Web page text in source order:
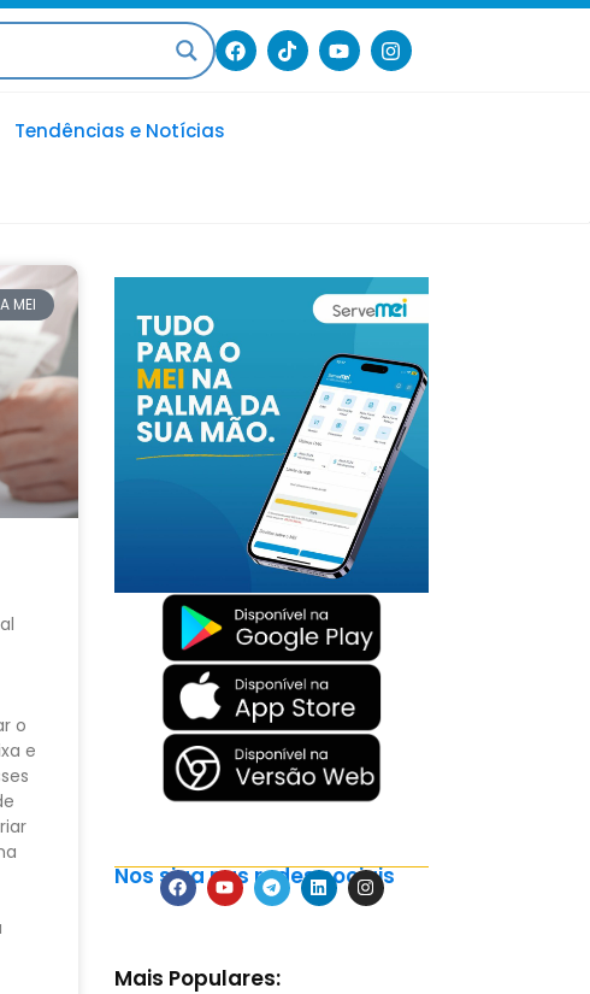
Tendências e Notícias
MEI
o
e
Nos siga nas redes sociais
Mais Populares: